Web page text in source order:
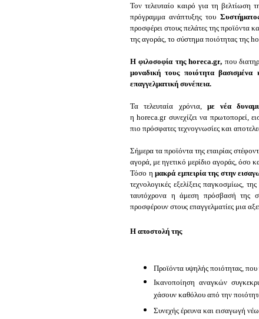
Τον τελευταίο καιρό για τη βελτίωση
πρόγραμμα ανάπτυξης του
προσφέρει στους πελάτες της προϊόντα
της αγοράς , το σύστημα ποιότητας της
Η φιλοσοφία τηςhoreca.gr, που
μοναδική τους ποιότητα
επαγγελματική συνέπεια.
Τα τελευταία χρόνια, με νέα
ηhoreca.gr συνεχίζει να πρωτοπορεί,
πιο πρόσφατες τεχνογνωσίες και
Σήμερα τα προϊόντα της εταιρίας
αγορά, με ηγετικό μερίδιο αγοράς, όσο
Τόσο η μακρά εμπειρία της στην
τεχνολογικές εξελίξεις παγκοσμίως,
ταυτόχρονα η άμεση πρόσβασή της
προσφέρουν στους επαγγελματίες μια
Η αποστολή της
Προϊόντα υψηλής ποιότητας, που
Ικανοποίηση αναγκών
χάσουν καθόλου από την
Συνεχής έρευνα και εισαγωγή